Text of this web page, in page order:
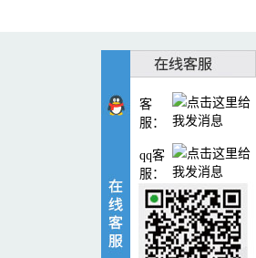
客
服：
qq客
服：